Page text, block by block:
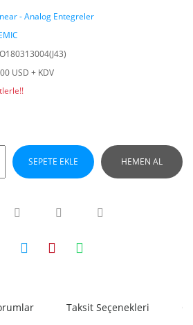
- Analog Entegreler
USD + KDV
SEPETE EKLE HEMEN AL
Taksit Seçenekleri